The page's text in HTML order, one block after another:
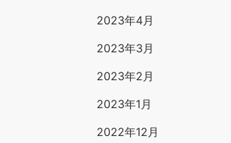
2023年4月
2023年3月
2023年2月
2023年1月
2022年12月